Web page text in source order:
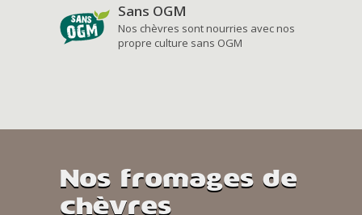
Sans OGM
Nos chèvres sont nourries avec nos
propre culture sans OGM
Nos fromages de
chèvres